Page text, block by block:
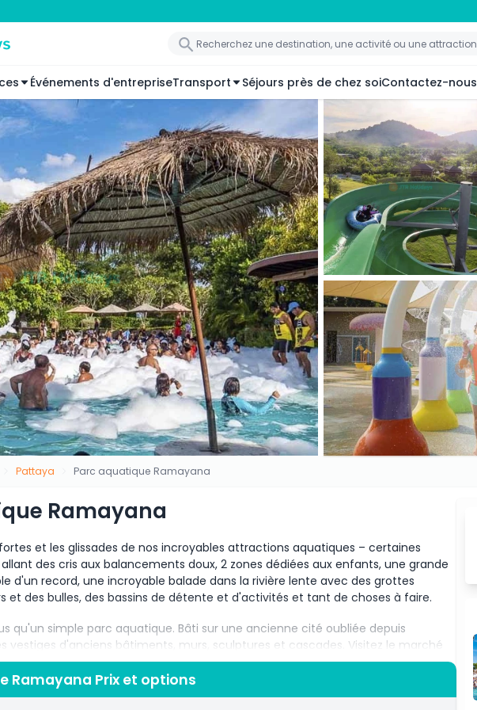
Événements d'entrepriseTransport Séjours près de chez soiContactez-nous
Pattaya Parc aquatique Ramayana
Ramayana
et les glissades de nos incroyables attractions aquatiques – certaines
des cris aux balancements doux, 2 zones dédiées aux enfants, une grande
d'un record, une incroyable balade dans la rivière lente avec des grottes
et des bulles, des bassins de détente et d'activités et tant de choses à faire.
qu'un simple parc aquatique. Bâti sur une ancienne cité oubliée depuis
vestiges d'anciens bâtiments, murs, sculptures et cascades. Visitez le marché
nature époustouflante à l'intérieur et autour du parc avec des collines
des rivières. Tout simplement la Thaïlande à son meilleur !
Ramayana Prix et options